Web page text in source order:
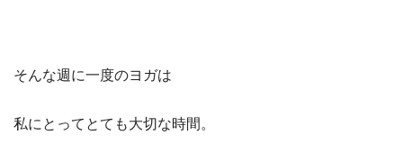
そんな週に一度のヨガは
私にとってとても大切な時間。